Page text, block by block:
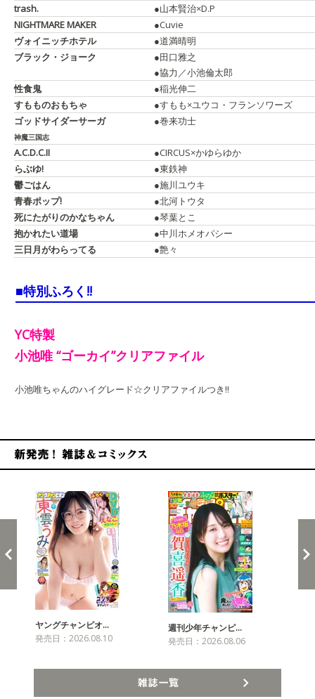
trash.
●山本賢治×D.P
NIGHTMARE MAKER
●Cuvie
ヴォイニッチホテル
●道満晴明
ブラック・ジョーク
●田口雅之
●協力／小池倫太郎
性食鬼
●稲光伸二
すもものおもちゃ
●すもも×ユウコ・フランソワーズ
ゴッドサイダーサーガ
神魔三国志
●巻来功士
A.C.D.C.II
●CIRCUS×かゆらゆか
らぶゆ!
●東鉄神
鬱ごはん
●施川ユウキ
青春ポップ!
●北河トウタ
死にたがりのかなちゃん
●琴葉とこ
抱かれたい道場
●中川ホメオパシー
三日月がわらってる
●艶々
■特別ふろく!!
YC特製
小池唯 “ゴーカイ”クリアファイル
小池唯ちゃんのハイグレード☆クリアファイルつき!!
ヤングチャンピオ…
発売日：2026.08.10
週刊少年チャンピ…
発売日：2026.08.06